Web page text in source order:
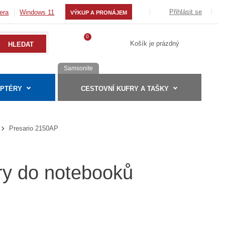
Windows 11 VÝKUP A PRONÁJEM Přihlásit se
0
Košík je prázdný
Samsonite
CESTOVNÍ KUFRY A TAŠKY
Presario 2150AP
do notebooků